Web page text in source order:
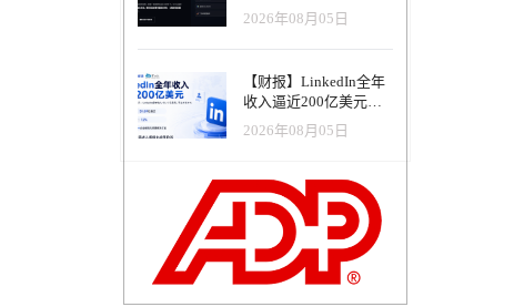
大变革｜2026 年 8 月
HRTech 行业观察报告
2026年08月05日
【财报】LinkedIn全年
收入逼近200亿美元，
AI招聘产品进入规模化
应用阶段
2026年08月05日